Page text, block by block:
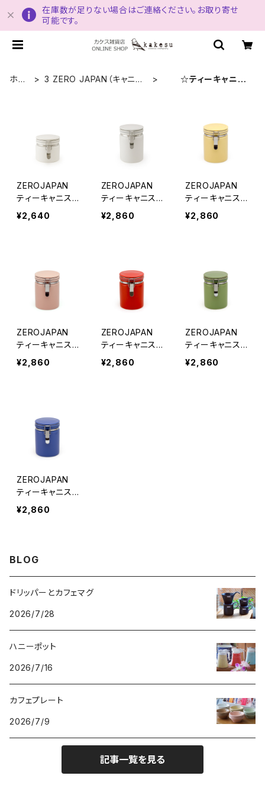
在庫数が足りない場合はご連絡ください。お取り寄せ
可能です。
ホー
3 ZERO JAPAN（キャニス
☆ティーキャニス
ZEROJAPAN
ティーキャニスタ
ー50 WH（ホ
ワイト）
¥2,640
ZEROJAPAN
ティーキャニスタ
ー100 WH（ホ
ワイト）
¥2,860
ZEROJAPAN
ティーキャニスタ
ー100 BA（バ
ナナ）
¥2,860
ZEROJAPAN
ティーキャニスタ
ー100 PI（ピン
ク）
¥2,860
ZEROJAPAN
ティーキャニスタ
ー100 CA（キ
ャロット）
¥2,860
ZEROJAPAN
ティーキャニスタ
ー100 AR（ア
ーティチョーク）
¥2,860
ZEROJAPAN
ティーキャニスタ
ー100 BB（ブ
ルーベリー）
¥2,860
BLOG
ドリッパーとカフェマグ
2026/7/28
ハニーポット
2026/7/16
カフェプレート
2026/7/9
記事一覧を見る